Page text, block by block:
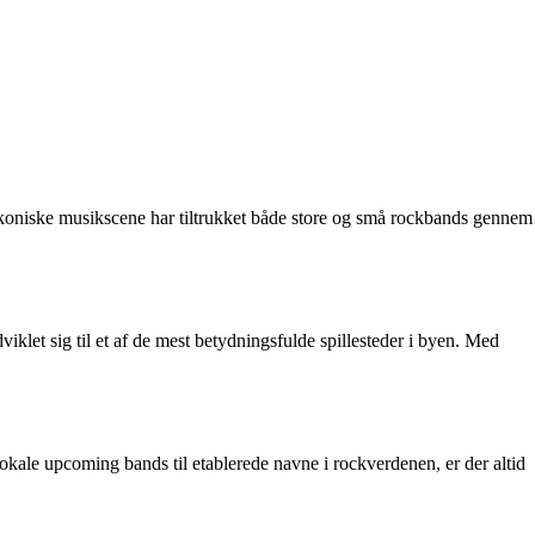
musikscene har tiltrukket både store og små rockbands gennem
sig til et af de mest betydningsfulde spillesteder i byen. Med
upcoming bands til etablerede navne i rockverdenen, er der altid